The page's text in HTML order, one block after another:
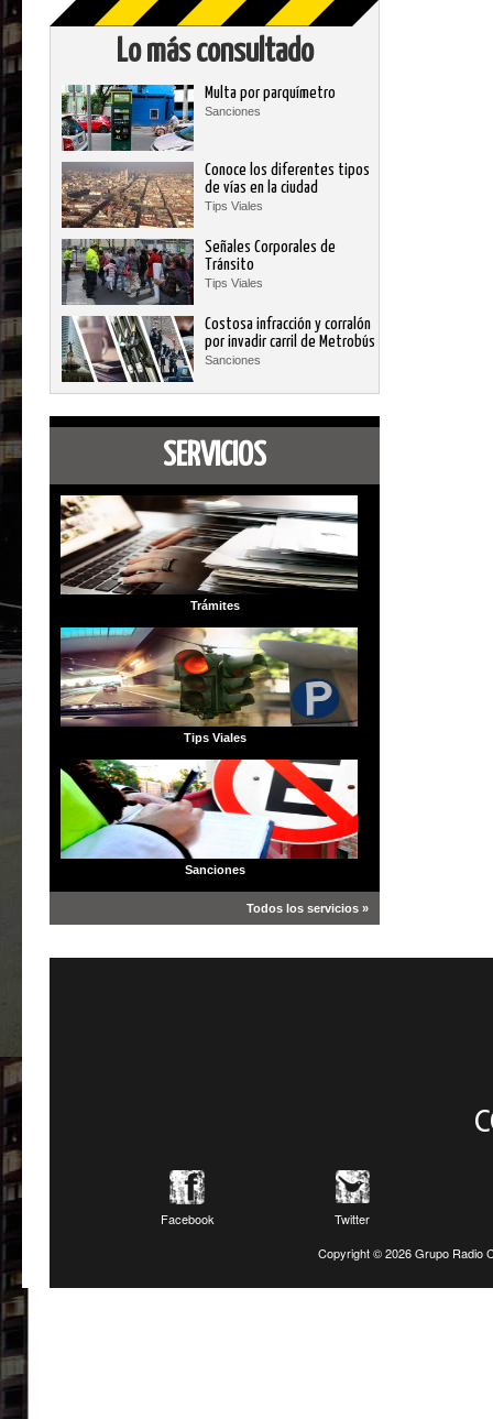
Lo más consultado
Multa por parquímetro
Sanciones
Conoce los diferentes tipos
de vías en la ciudad
Tips Viales
Señales Corporales de
Tránsito
Tips Viales
Costosa infracción y corralón
por invadir carril de Metrobús
Sanciones
SERVICIOS
Trámites
Tips Viales
Sanciones
Todos los servicios »
Facebook
Twitter
Copyright ©2026 Grupo Radio